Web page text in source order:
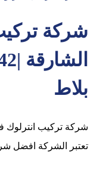
شركة
بلاط
تعتبر الشركة افضل